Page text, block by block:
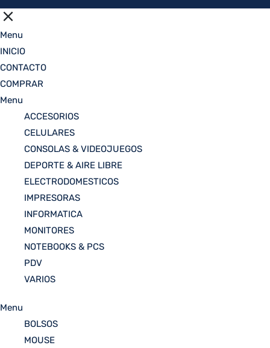
Menu
INICIO
CONTACTO
COMPRAR
Menu
ACCESORIOS
CELULARES
CONSOLAS & VIDEOJUEGOS
DEPORTE & AIRE LIBRE
ELECTRODOMESTICOS
IMPRESORAS
INFORMATICA
MONITORES
NOTEBOOKS & PCS
PDV
VARIOS
Menu
BOLSOS
MOUSE